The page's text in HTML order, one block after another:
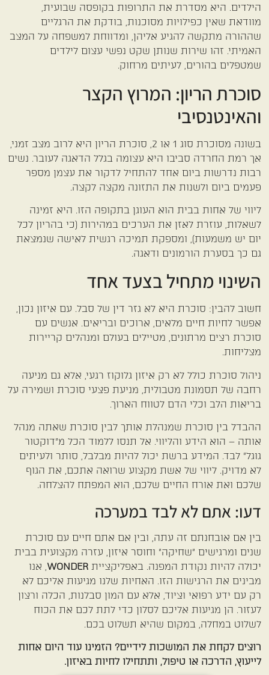
הילדים. היא מסדרת את התרופות בקופסה שבועית,
מוודאת שאין כפילויות מסוכנות, בודקת את הרגליים
שההורה מתקשה להגיע אליהן, ומדווחת למשפחה על המצב
האמיתי. זהו שירות שנותן שקט נפשי עצום לילדים
שמטפלים בהורים, לעיתים מרחוק.
סוכרת הריון: המרוץ הקצר
והאינטנסיבי
בשונה מסוכרת סוג 1 או 2, סוכרת הריון היא לרוב מצב זמני,
אך רמת החרדה סביבו היא עצומה בגלל הדאגה לעובר. נשים
רבות נדרשות ביום אחד להתחיל לדקור את עצמן מספר
פעמים ביום ולשנות את התזונה מקצה לקצה.
ליווי של אחות בבית הוא העוגן בתקופה הזו. היא זמינה
לשאלות, עוזרת לאזן את הערכים במהירות (כי בהריון לכל
יום יש משמעות), ומספקת תמיכה רגשית לאישה שנמצאת
גם כך בסערת הורמונים ודאגה.
השינוי מתחיל בצעד אחד
חשוב להבין: סוכרת היא לא גזר דין של סבל. עם איזון נכון,
אפשר לחיות חיים מלאים, ארוכים ובריאים. אנשים עם
סוכרת רצים מרתונים, מטיילים בעולם ומנהלים קריירות
מצליחות.
ניהול סוכרת כולל לא רק איזון גלוקוז רגעי, אלא גם מניעה
רחבה של תסמונת מטבולית, מניעת פצעי סוכרת ושמירה על
בריאות הלב וכלי הדם לטווח הארוך.
ההבדל בין סוכרת שמנהלת אותך לבין סוכרת שאתה מנהל
אותה – הוא הידע והליווי. אל תנסו ללמוד הכל מ"דוקטור
גוגל" לבד. המידע ברשת יכול להיות מבלבל, סותר ולעיתים
לא מדויק. ליווי של אשת מקצוע שרואה אתכם, את הגוף
שלכם ואת אורח החיים שלכם, הוא המפתח להצלחה.
דעו: אתם לא לבד במערכה
בין אם אובחנתם זה עתה, ובין אם אתם חיים עם סוכרת
שנים ומרגישים "שחיקה" וחוסר איזון, עזרה מקצועית בבית
יכולה להיות נקודת המפנה. באפליקציית WONDER, אנו
מבינים את הרגישות הזו. האחיות שלנו מגיעות אליכם לא
רק עם ידע רפואי וציוד, אלא עם המון סבלנות, הכלה ורצון
לעזור. הן מגיעות אליכם לסלון כדי לתת לכם את הכוח
לשלוט במחלה, במקום שהיא תשלוט בכם.
רוצים לקחת את המושכות לידיים? הזמינו עוד היום אחות
לייעוץ, הדרכה או טיפול, ותתחילו לחיות באיזון.